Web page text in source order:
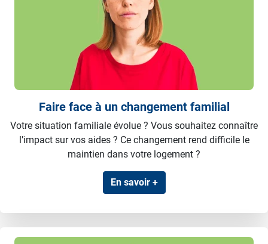
Faire face à un changement familial
Votre situation familiale évolue ? Vous souhaitez connaître
l’impact sur vos aides ? Ce changement rend difficile le
maintien dans votre logement ?
En savoir +